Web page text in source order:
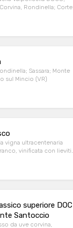
Rondinella; Corte
Sassara; Monte
sul Mincio (VR)
vigna ultracentenaria
vinificata con lieviti
superiore DOC
Santoccio
da uve corvina,